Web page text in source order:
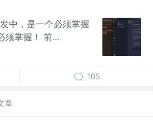
中，是一个必须掌握
须掌握！ 前...
105
章